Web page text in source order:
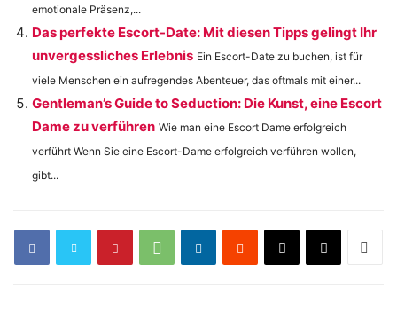
emotionale Präsenz,...
Das perfekte Escort-Date: Mit diesen Tipps gelingt Ihr
unvergessliches Erlebnis Ein Escort-Date zu buchen, ist für
viele Menschen ein aufregendes Abenteuer, das oftmals mit einer...
Gentleman’s Guide to Seduction: Die Kunst, eine Escort
Dame zu verführen Wie man eine Escort Dame erfolgreich
verführt Wenn Sie eine Escort-Dame erfolgreich verführen wollen,
gibt...